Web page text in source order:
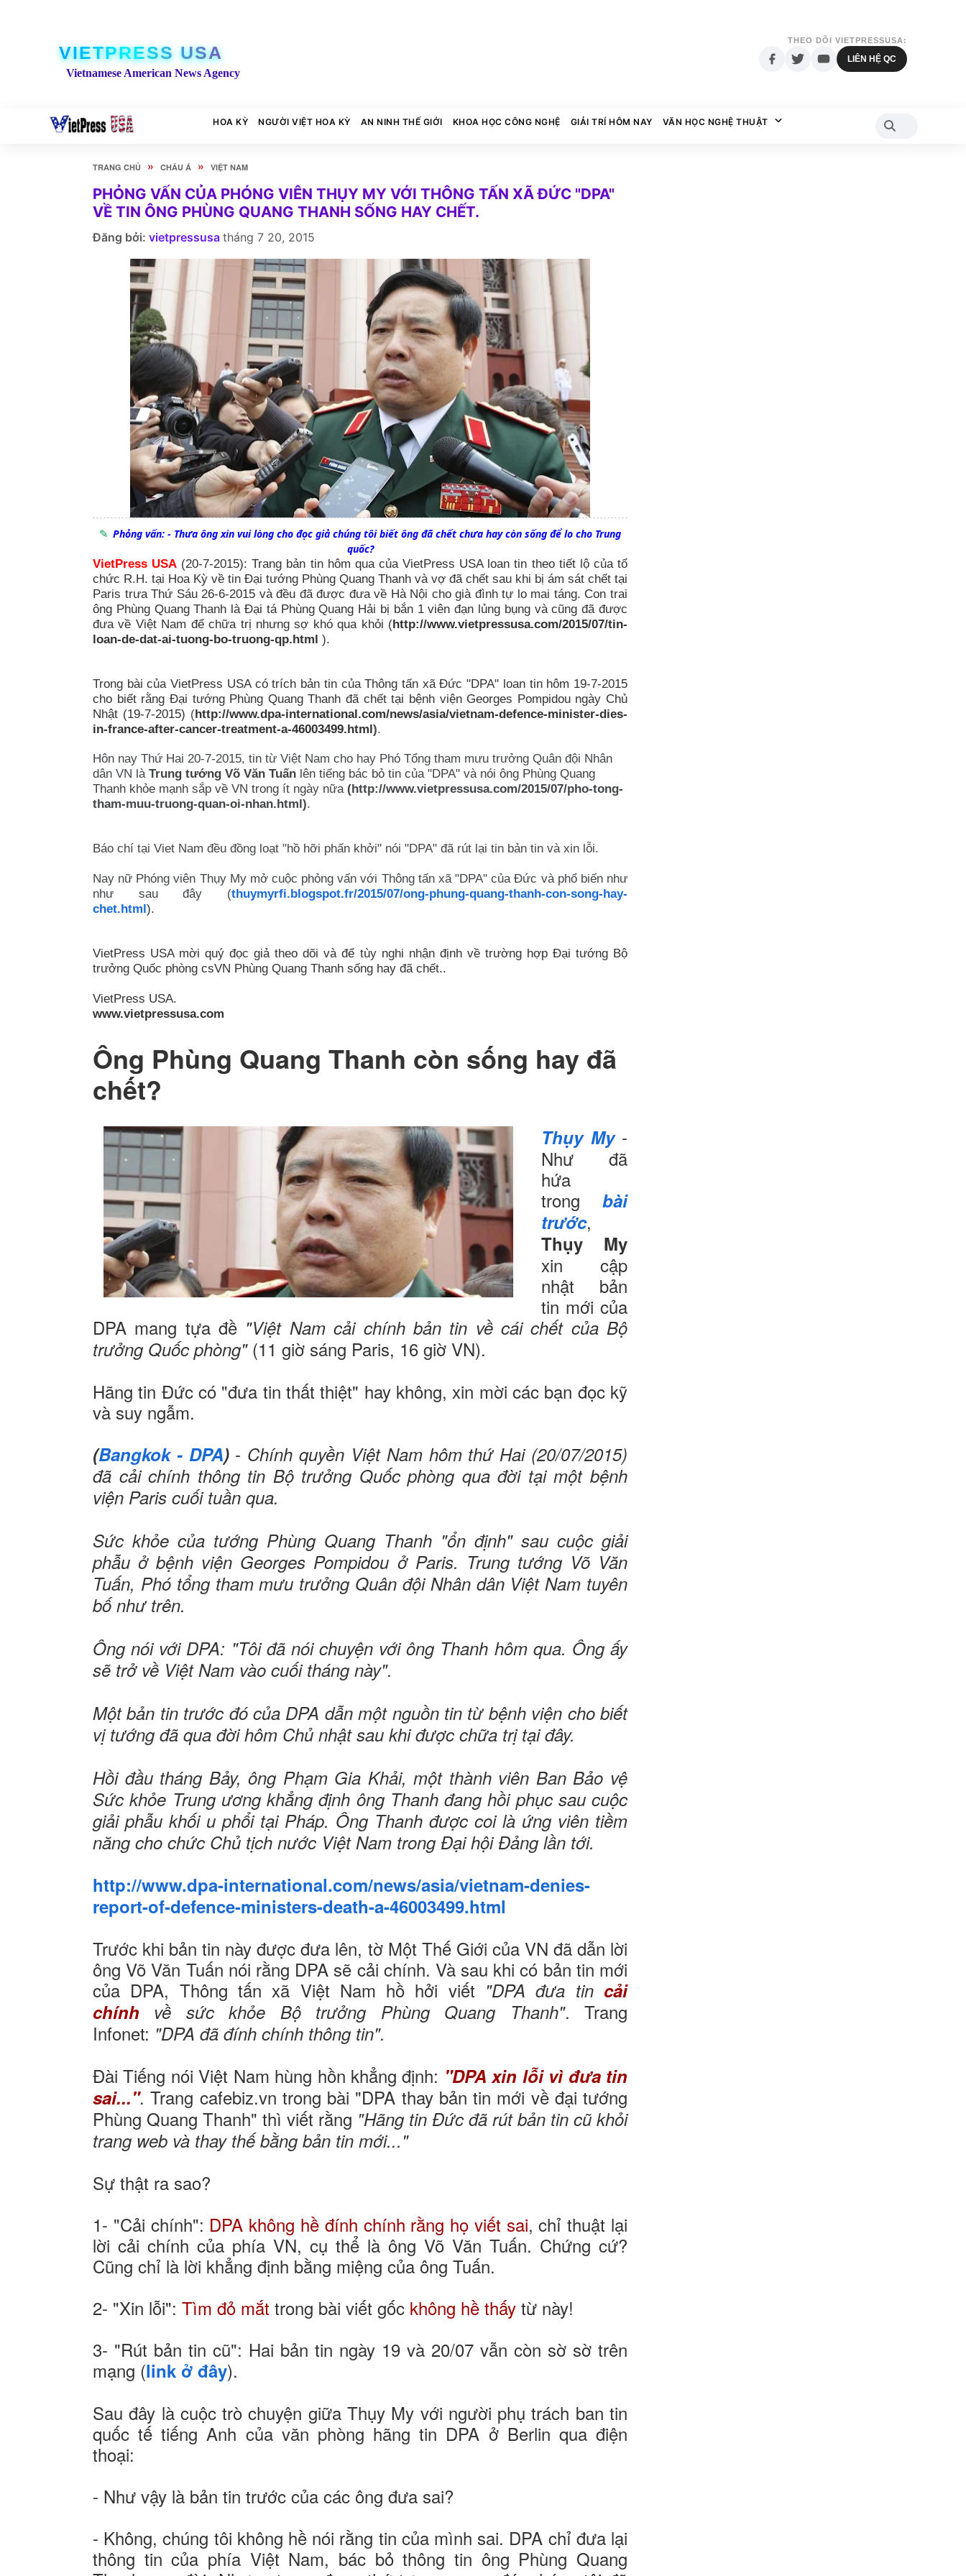
VIETPRESS USA
Vietnamese American News Agency
THEO DÕI VIETPRESSUSA:
LIÊN HỆ QC
HOA KỲ NGƯỜI VIỆT HOA KỲ AN NINH THẾ GIỚI KHOA HỌC CÔNG NGHỆ GIẢI TRÍ HÔM NAY VĂN HỌC NGHỆ THUẬT
TRANG CHỦ » CHÂU Á » VIỆT NAM
PHỎNG VẤN CỦA PHÓNG VIÊN THỤY MY VỚI THÔNG TẤN XÃ ĐỨC "DPA"
VỀ TIN ÔNG PHÙNG QUANG THANH SỐNG HAY CHẾT.
Đăng bởi: vietpressusa tháng 7 20, 2015
Phỏng vấn: - Thưa ông xin vui lòng cho đọc giả chúng tôi biết ông đã chết chưa hay còn sống để lo cho Trung
quốc?
VietPress USA (20-7-2015): Trang bản tin hôm qua của VietPress USA loan tin theo tiết lộ của tổ
chức R.H. tại Hoa Kỳ về tin Đại tướng Phùng Quang Thanh và vợ đã chết sau khi bị ám sát chết tại
Paris trưa Thứ Sáu 26-6-2015 và đều đã được đưa về Hà Nội cho già đình tự lo mai táng. Con trai
ông Phùng Quang Thanh là Đại tá Phùng Quang Hải bị bắn 1 viên đạn lủng bụng và cũng đã được
đưa về Việt Nam để chữa trị nhưng sợ khó qua khỏi (http://www.vietpressusa.com/2015/07/tin-
loan-de-dat-ai-tuong-bo-truong-qp.html ).
Trong bài của VietPress USA có trích bản tin của Thông tấn xã Đức "DPA" loan tin hôm 19-7-2015
cho biết rằng Đại tướng Phùng Quang Thanh đã chết tại bệnh viện Georges Pompidou ngày Chủ
Nhật (19-7-2015) (http://www.dpa-international.com/news/asia/vietnam-defence-minister-dies-
in-france-after-cancer-treatment-a-46003499.html ).
Hôn nay Thứ Hai 20-7-2015, tin từ Việt Nam cho hay Phó Tổng tham mưu trưởng Quân đội Nhân
dân VN là Trung tướng Võ Văn Tuấn lên tiếng bác bỏ tin của "DPA" và nói ông Phùng Quang
Thanh khỏe mạnh sắp về VN trong ít ngày nữa (http://www.vietpressusa.com/2015/07/pho-tong-
tham-muu-truong-quan-oi-nhan.html).
Báo chí tại Viet Nam đều đồng loạt "hồ hỡi phấn khởi" nói "DPA" đã rút lại tin bản tin và xin lỗi.
Nay nữ Phóng viên Thụy My mở cuộc phỏng vấn với Thông tấn xã "DPA" của Đức và phổ biến như
như sau đây (thuymyrfi.blogspot.fr/2015/07/ong-phung-quang-thanh-con-song-hay-
chet.html ).
VietPress USA mời quý đọc giả theo dõi và để tùy nghi nhận định về trường hợp Đại tướng Bộ
trưởng Quốc phòng csVN Phùng Quang Thanh sống hay đã chết..
VietPress USA.
www.vietpressusa.com
Ông Phùng Quang Thanh còn sống hay đã
chết?
Thụy My-
Như đã
hứa
trong bài
trước,
Thụy My
xin cập
nhật bản
tin mới của
DPA mang tựa đề "Việt Nam cải chính bản tin về cái chết của Bộ
trưởng Quốc phòng"(11 giờ sáng Paris, 16 giờ VN).
Hãng tin Đức có "đưa tin thất thiệt" hay không, xin mời các bạn đọc kỹ
và suy ngẫm.
(Bangkok - DPA)- Chính quyền Việt Nam hôm thứ Hai (20/07/2015)
đã cải chính thông tin Bộ trưởng Quốc phòng qua đời tại một bệnh
viện Paris cuối tuần qua.
Sức khỏe của tướng Phùng Quang Thanh "ổn định" sau cuộc giải
phẫu ở bệnh viện Georges Pompidou ở Paris. Trung tướng Võ Văn
Tuấn, Phó tổng tham mưu trưởng Quân đội Nhân dân Việt Nam tuyên
bố như trên.
Ông nói với DPA: "Tôi đã nói chuyện với ông Thanh hôm qua. Ông ấy
sẽ trở về Việt Nam vào cuối tháng này".
Một bản tin trước đó của DPA dẫn một nguồn tin từ bệnh viện cho biết
vị tướng đã qua đời hôm Chủ nhật sau khi được chữa trị tại đây.
Hồi đầu tháng Bảy, ông Phạm Gia Khải, một thành viên Ban Bảo vệ
Sức khỏe Trung ương khẳng định ông Thanh đang hồi phục sau cuộc
giải phẫu khối u phổi tại Pháp. Ông Thanh được coi là ứng viên tiềm
năng cho chức Chủ tịch nước Việt Nam trong Đại hội Đảng lần tới.
http://www.dpa-international.com/news/asia/vietnam-denies-
report-of-defence-ministers-death-a-46003499.html
Trước khi bản tin này được đưa lên, tờ Một Thế Giới của VN đã dẫn lời
ông Võ Văn Tuấn nói rằng DPA sẽ cải chính. Và sau khi có bản tin mới
của DPA, Thông tấn xã Việt Nam hồ hởi viết "DPA đưa tin cải
chính về sức khỏe Bộ trưởng Phùng Quang Thanh". Trang
Infonet: "DPA đã đính chính thông tin".
Đài Tiếng nói Việt Nam hùng hồn khẳng định: "DPA xin lỗi vì đưa tin
sai...". Trang cafebiz.vn trong bài "DPA thay bản tin mới về đại tướng
Phùng Quang Thanh" thì viết rằng "Hãng tin Đức đã rút bản tin cũ khỏi
trang web và thay thế bằng bản tin mới..."
Sự thật ra sao?
1- "Cải chính": DPA không hề đính chính rằng họ viết sai, chỉ thuật lại
lời cải chính của phía VN, cụ thể là ông Võ Văn Tuấn. Chứng cứ?
Cũng chỉ là lời khẳng định bằng miệng của ông Tuấn.
2- "Xin lỗi": Tìm đỏ mắt trong bài viết gốc không hề thấy từ này!
3- "Rút bản tin cũ": Hai bản tin ngày 19 và 20/07 vẫn còn sờ sờ trên
mạng (link ở đây).
Sau đây là cuộc trò chuyện giữa Thụy My với người phụ trách ban tin
quốc tế tiếng Anh của văn phòng hãng tin DPA ở Berlin qua điện
thoại:
- Như vậy là bản tin trước của các ông đưa sai?
- Không, chúng tôi không hề nói rằng tin của mình sai. DPA chỉ đưa lại
thông tin của phía Việt Nam, bác bỏ thông tin ông Phùng Quang